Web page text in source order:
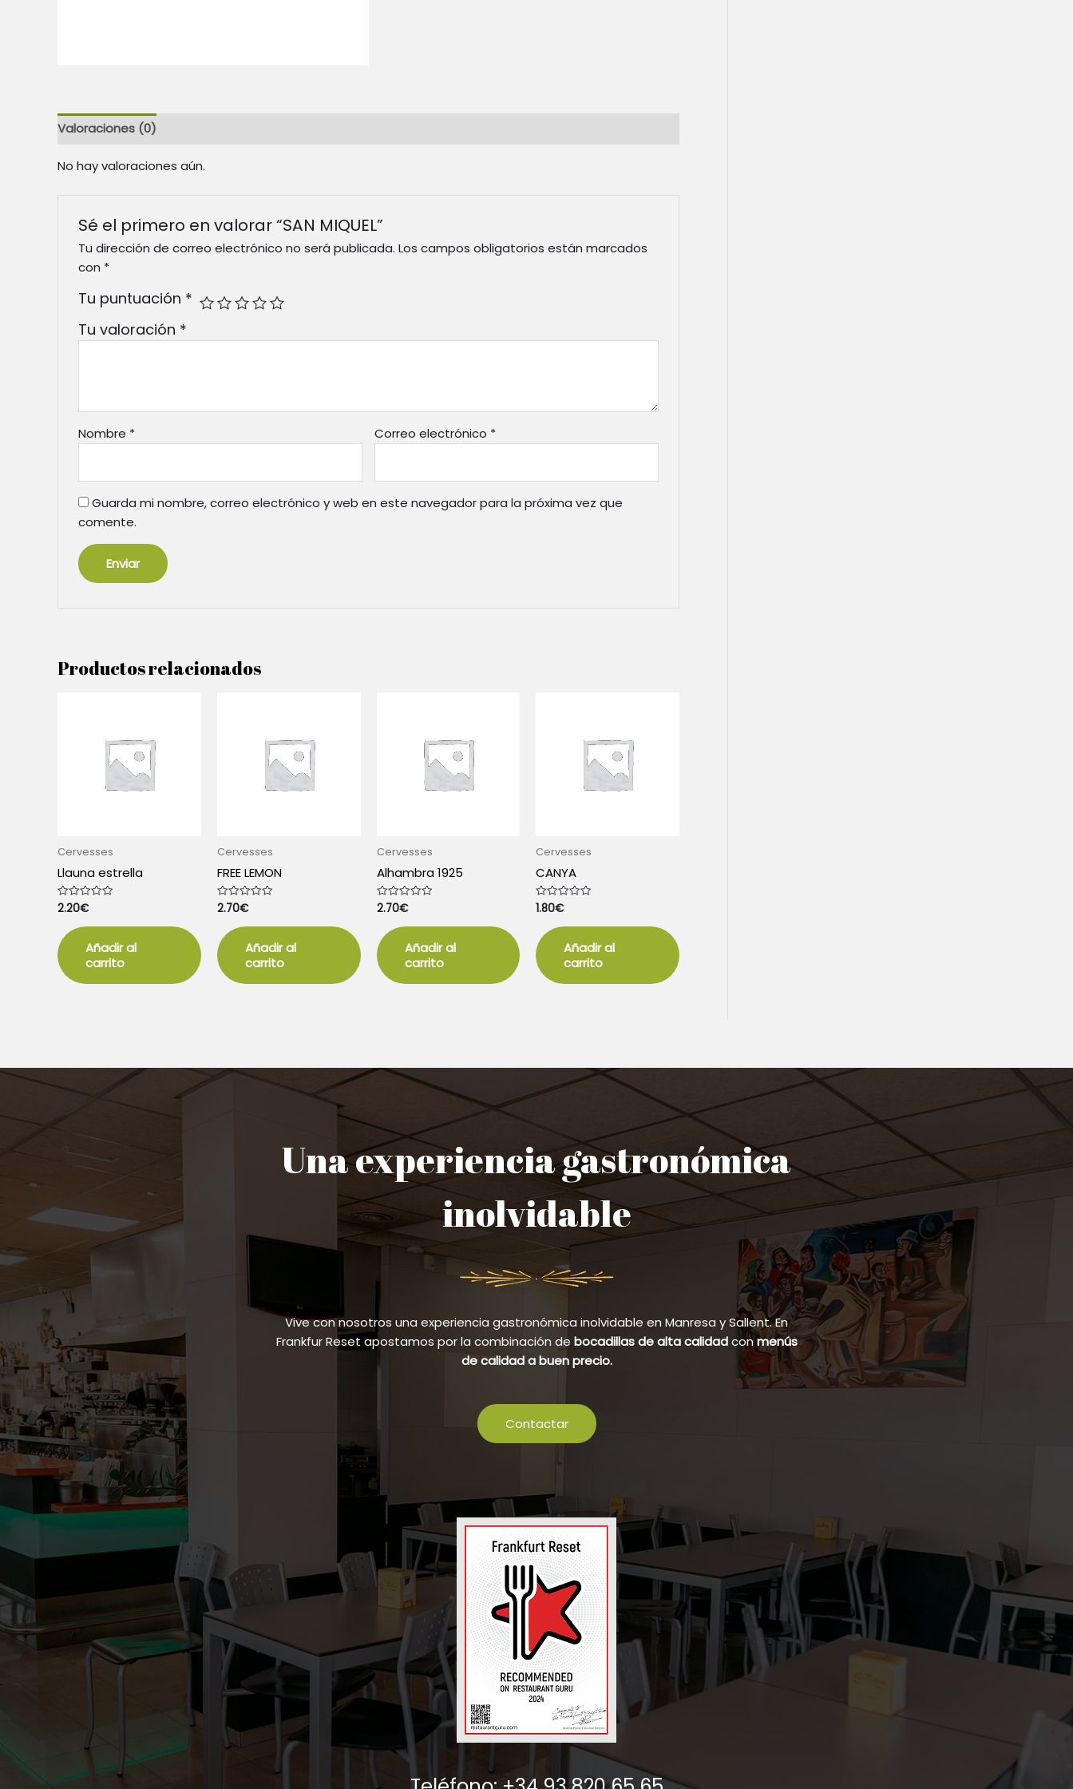
Valoraciones (0)
No hay valoraciones aún.
Sé el primero en valorar “SAN MIQUEL”
Tu dirección de correo electrónico no será publicada. Los campos obligatorios están marcados
con *
Tu puntuación *
Tu valoración *
Nombre * Correo electrónico *
Guarda mi nombre, correo electrónico y web en este navegador para la próxima vez que
comente.
Productos relacionados
Cervesses
Llauna estrella
Valorado
con
de
5
2.20€
Añadir al
carrito
Cervesses
FREE LEMON
Valorado
con
de
5
2.70€
Añadir al
carrito
Cervesses
Alhambra 1925
Valorado
con
de
5
2.70€
Añadir al
carrito
Cervesses
CANYA
Valorado
con
de
5
1.80€
Añadir al
carrito
Una experiencia gastronómica
inolvidable
Vive con nosotros una experiencia gastronómica inolvidable en Manresa y Sallent. En
Frankfur Reset apostamos por la combinación de bocadillas de alta calidadconmenús
de calidad a buen precio.
Contactar